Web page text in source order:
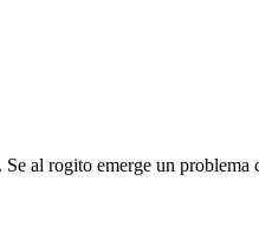
al rogito emerge un